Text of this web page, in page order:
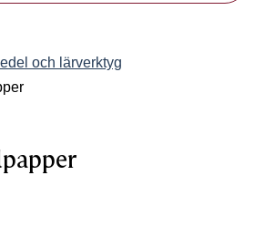
och lärverktyg